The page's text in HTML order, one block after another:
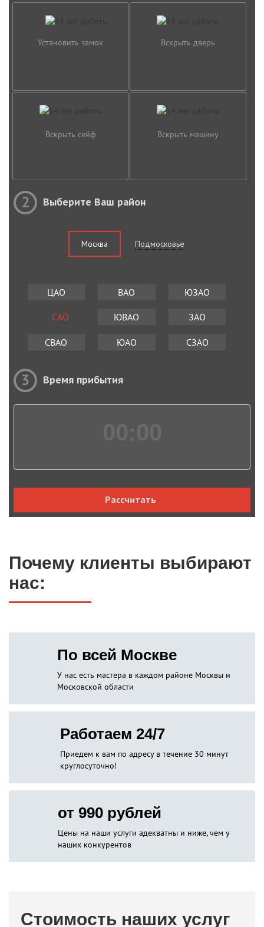
Установить замок Вскрыть дверь
Вскрыть сейф Вскрыть машину
2 Выберите Ваш район
Москва Подмосковье
ЦАО ВАО ЮЗАО
САО ЮВАО ЗАО
СВАО ЮАО СЗАО
3 Время прибытия
Рассчитать
Почему клиенты выбирают
нас:
По всей Москве
У нас есть мастера в каждом районе Москвы и
Московской области
Работаем 24/7
Приедем к вам по адресу в течение 30 минут
круглосуточно!
от 990 рублей
Цены на наши услуги адекватны и ниже, чем у
наших конкурентов
Стоимость наших услуг